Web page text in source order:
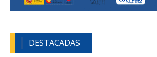
DESTACADAS